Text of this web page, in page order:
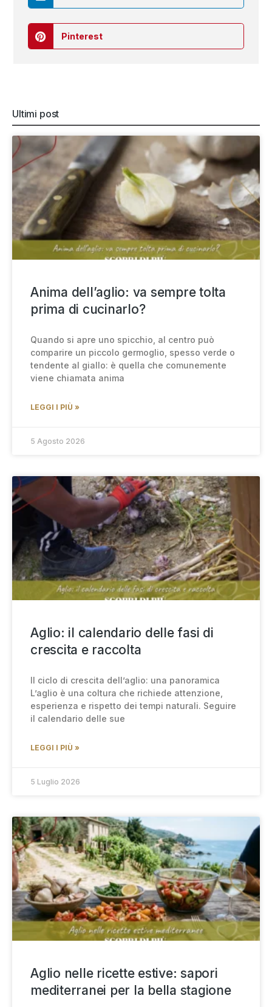
Pinterest
Ultimi post
Anima dell’aglio: va sempre tolta
prima di cucinarlo?
Quando si apre uno spicchio, al centro può
comparire un piccolo germoglio, spesso verde o
tendente al giallo: è quella che comunemente
viene chiamata anima
LEGGI I PIÙ »
5 Agosto 2026
Aglio: il calendario delle fasi di
crescita e raccolta
Il ciclo di crescita dell’aglio: una panoramica
L’aglio è una coltura che richiede attenzione,
esperienza e rispetto dei tempi naturali. Seguire
il calendario delle sue
LEGGI I PIÙ »
5 Luglio 2026
Aglio nelle ricette estive: sapori
mediterranei per la bella stagione